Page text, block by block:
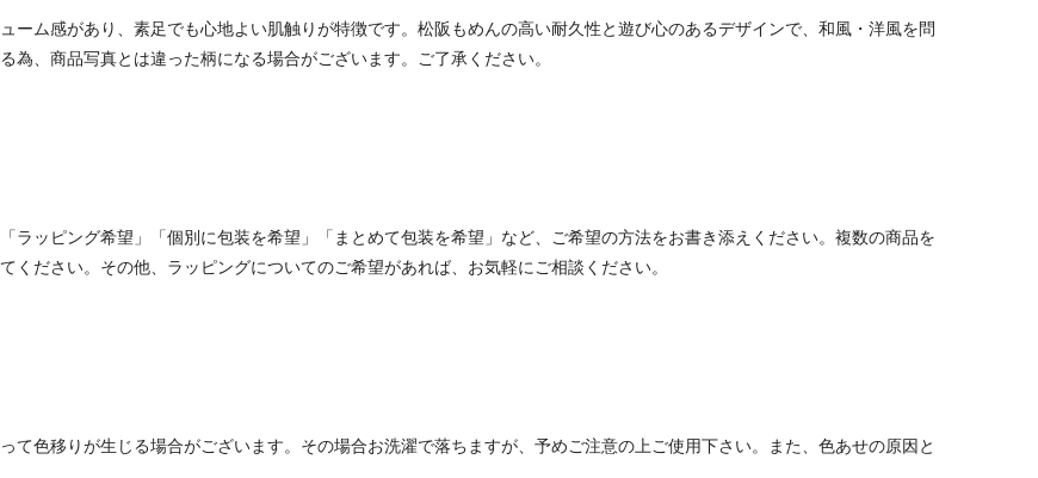
ーム感があり、素足でも心地よい肌触りが特徴です。松阪もめんの高い耐久性と遊び心のあるデザインで、和風・洋風を問
、商品写真とは違った柄になる場合がございます。ご了承ください。
ラッピング希望」「個別に包装を希望」「まとめて包装を希望」など、ご希望の方法をお書き添えください。複数の商品を
ださい。その他、ラッピングについてのご希望があれば、お気軽にご相談ください。
て色移りが生じる場合がございます。その場合お洗濯で落ちますが、予めご注意の上ご使用下さい。また、色あせの原因と